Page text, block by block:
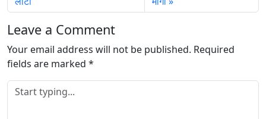
Leave a Comment
Your email address will not be published. Required
fields are marked *